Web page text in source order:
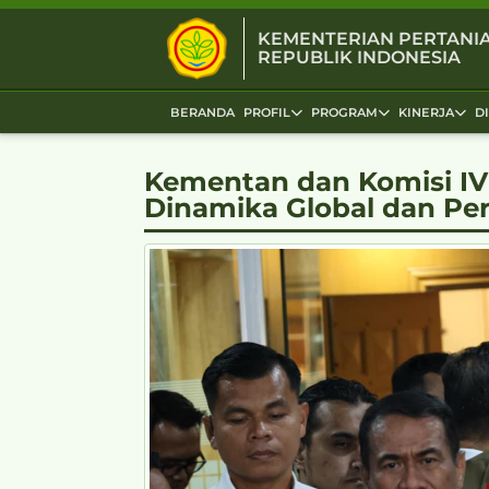
KEMENTERIAN
REPUBLIK INDONESIA
BERANDA PROFIL PROGRAM KINERJA
Kementan dan Komisi
Dinamika Global dan